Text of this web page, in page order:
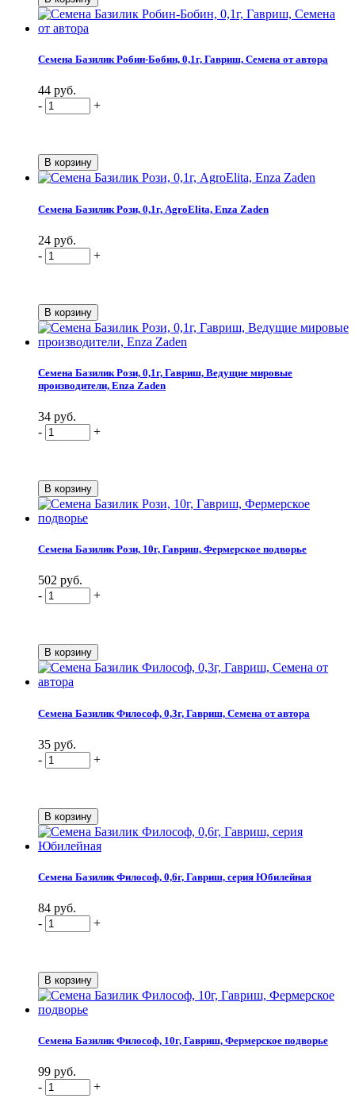
Семена Базилик Робин-Бобин, 0,1г, Гавриш, Семена от автора
44 руб.
-
+
Семена Базилик Рози, 0,1г, AgroElita, Enza Zaden
24 руб.
-
+
Семена Базилик Рози, 0,1г, Гавриш, Ведущие мировые
производители, Enza Zaden
34 руб.
-
+
Семена Базилик Рози, 10г, Гавриш, Фермерское подворье
502 руб.
-
+
Семена Базилик Философ, 0,3г, Гавриш, Семена от автора
35 руб.
-
+
Семена Базилик Философ, 0,6г, Гавриш, серия Юбилейная
84 руб.
-
+
Семена Базилик Философ, 10г, Гавриш, Фермерское подворье
99 руб.
-
+